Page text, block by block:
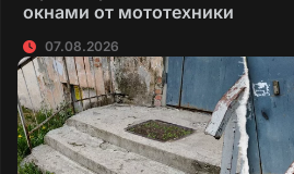
окнами от мототехники
07.08.2026